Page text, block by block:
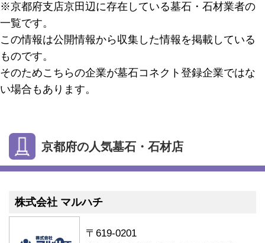
※京都府支店京田辺に存在している墓石・石材業者の
一覧です。
この情報は公開情報から収集した情報を掲載している
ものです。
そのためこちらの企業が墓石コネクト登録企業ではな
い場合もあります。
京都府の人気墓石・石材店
株式会社 マルハチ
〒619-0201